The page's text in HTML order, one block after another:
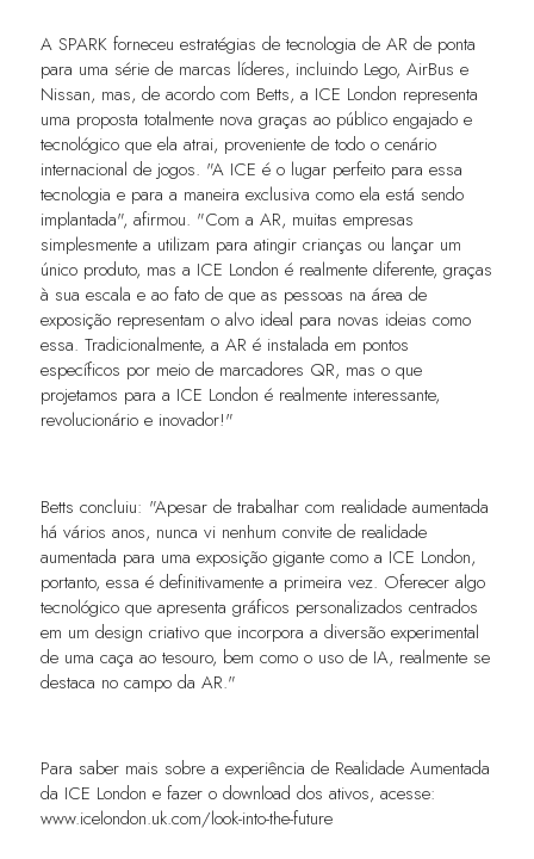
A SPARK forneceu estratégias de tecnologia de AR de ponta
para uma série de marcas líderes, incluindo Lego, AirBus e
Nissan, mas, de acordo com Betts, a ICE London representa
uma proposta totalmente nova graças ao público engajado e
tecnológico que ela atrai, proveniente de todo o cenário
internacional de jogos. "A ICE é o lugar perfeito para essa
tecnologia e para a maneira exclusiva como ela está sendo
implantada", afirmou. "Com a AR, muitas empresas
simplesmente a utilizam para atingir crianças ou lançar um
único produto, mas a ICE London é realmente diferente, graças
à sua escala e ao fato de que as pessoas na área de
exposição representam o alvo ideal para novas ideias como
essa. Tradicionalmente, a AR é instalada em pontos
específicos por meio de marcadores QR, mas o que
projetamos para a ICE London é realmente interessante,
revolucionário e inovador!"
Betts concluiu: "Apesar de trabalhar com realidade aumentada
há vários anos, nunca vi nenhum convite de realidade
aumentada para uma exposição gigante como a ICE London,
portanto, essa é definitivamente a primeira vez. Oferecer algo
tecnológico que apresenta gráficos personalizados centrados
em um design criativo que incorpora a diversão experimental
de uma caça ao tesouro, bem como o uso de IA, realmente se
destaca no campo da AR."
Para saber mais sobre a experiência de Realidade Aumentada
da ICE London e fazer o download dos ativos, acesse:
www.icelondon.uk.com/look-into-the-future